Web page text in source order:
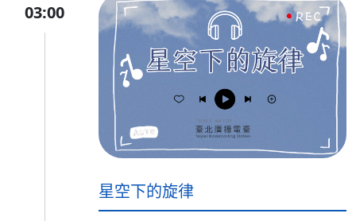
03:00
星空下的旋律